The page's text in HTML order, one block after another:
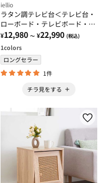
iellio
ラタン調テレビ台＜テレビ台・
ローボード・テレビボード・
90cm・120cm・150cm・収納
棚・テレビラック・ＴＶ台・パ
ソコン台＞
¥12,980 ～ ¥22,990 (税込)
1colors
ロングセラー
1件
チラ見をする